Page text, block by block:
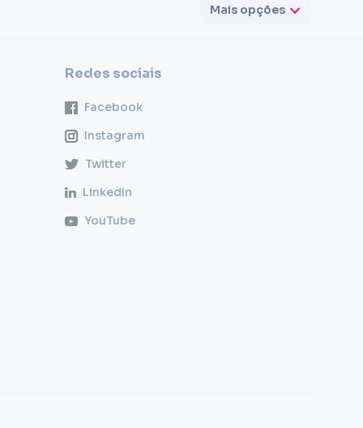
Mais opções
Redes sociais
Facebook
Instagram
Twitter
LinkedIn
YouTube